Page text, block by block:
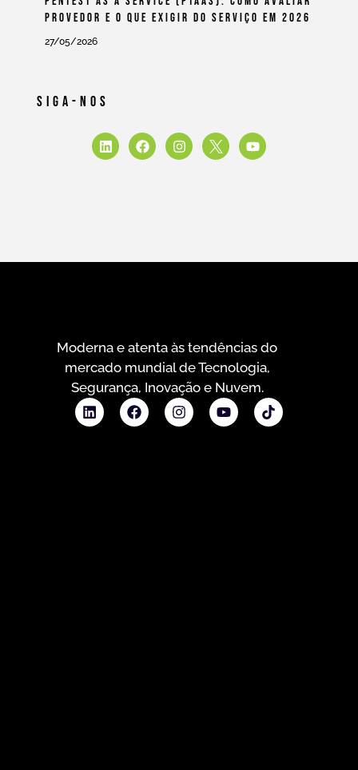
Provedor E O Que Exigir Do Serviço Em 2026
27/05/2026
Siga-Nos
Moderna e atenta às tendências do
mercado mundial de Tecnologia,
Segurança, Inovação e Nuvem.